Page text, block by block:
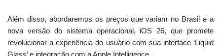
Além disso, abordaremos os preços que variam no Brasil e a
nova versão do sistema operacional, iOS 26, que promete
revolucionar a experiência do usuário com sua interface ‘Liquid
Glass’ e integração com a Apple Intelligence.